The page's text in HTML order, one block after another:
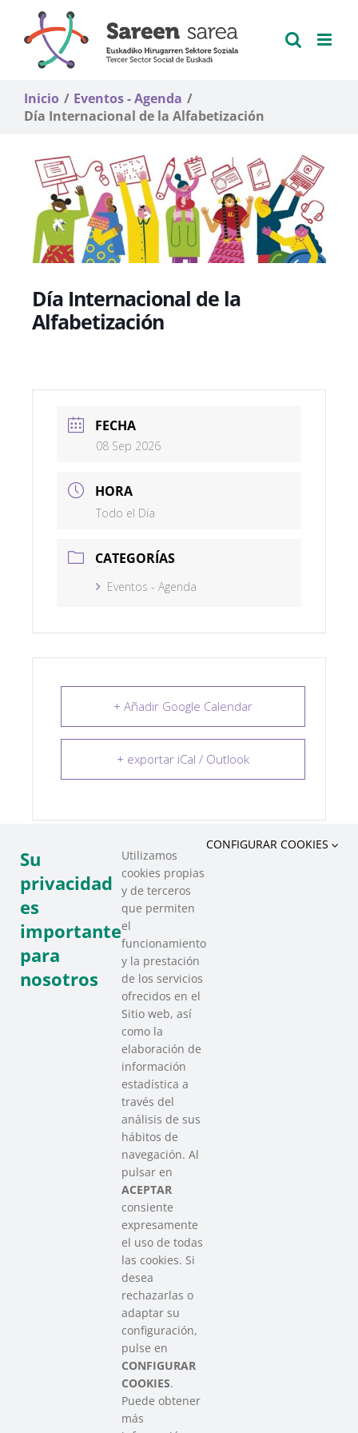
contenido
Inicio
Eventos - Agenda
Día Internacional de la Alfabetización
Día Internacional de la
Alfabetización
FECHA
08 Sep 2026
HORA
Todo el Día
CATEGORÍAS
Eventos - Agenda
+ Añadir Google Calendar
+ exportar iCal / Outlook
COMPARTIR ESTE EVENTO
SAREEN SAREA
Asociación que agrupa a las redes
del Tercer Sector Social en Euskadi
Contacto
info@sareensarea.eu
Iparraguirre, 9 lonja – 48009 Bilbao
946 569 230
Colabora
Su
privacidad
es
importante
para
nosotros
Utilizamos
cookies propias
y de terceros
que permiten
el
funcionamiento
y la prestación
de los servicios
ofrecidos en el
Sitio web, así
como la
elaboración de
información
estadística a
través del
análisis de sus
hábitos de
navegación. Al
pulsar en
ACEPTAR
consiente
expresamente
el uso de todas
las cookies. Si
desea
rechazarlas o
adaptar su
configuración,
pulse en
CONFIGURAR
COOKIES.
Puede obtener
más
CONFIGURAR COOKIES